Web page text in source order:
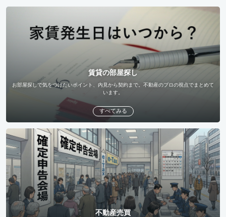
賃貸の部屋探し
お部屋探しで気をつけたいポイント、内見から契約まで。不動産のプロの視点でまとめて
います。
すべてみる
不動産売買